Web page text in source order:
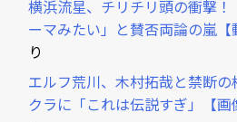
横浜流星、チリチリ頭の衝撃
ーマみたい」と賛否両論の嵐【
り
エルフ荒川、木村拓哉と禁断の
クラに「これは伝説すぎ」【画